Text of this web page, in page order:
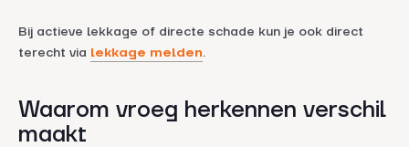
Bij actieve lekkage of directe schade kun je ook direct
terecht via lekkage melden.
Waarom vroeg herkennen verschil
maakt